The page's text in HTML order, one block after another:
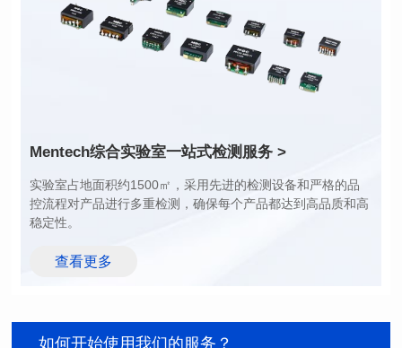
最大直流电阻(mΩ): 103
饱和电流（A): 9
最大直流电阻(mΩ): 77.4
饱和电流（A): 10
温升电流（A): 8
Mentech综合实验室一站式检测服务 >
稳定性。
查看更多
如何开始使用我们的服务？